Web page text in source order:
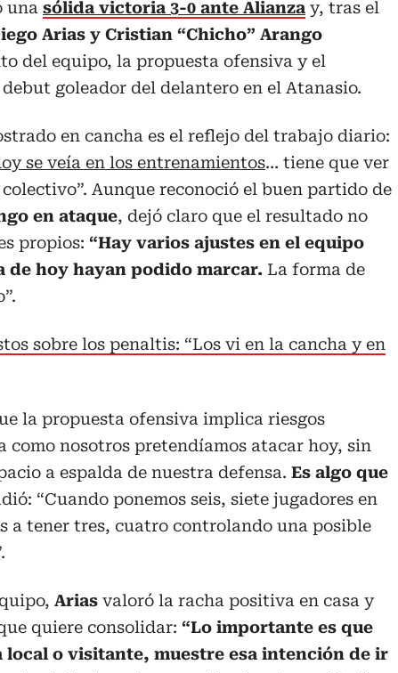
una sólida victoria 3-0 ante Alianza y, tras el
Arias y Cristian “Chicho” Arango
del equipo, la propuesta ofensiva y el
goleador del delantero en el Atanasio.
en cancha es el reflejo del trabajo diario:
se veía en los entrenamientos… tiene que ver
Aunque reconoció el buen partido de
en ataque, dejó claro que el resultado no
propios: “Hay varios ajustes en el equipo
de hoy hayan podido marcar. La forma de
sobre los penaltis: “Los vi en la cancha y en
la propuesta ofensiva implica riesgos
como nosotros pretendíamos atacar hoy, sin
a espalda de nuestra defensa. Es algo que
“Cuando ponemos seis, siete jugadores en
a tener tres, cuatro controlando una posible
Arias valoró la racha positiva en casa y
quiere consolidar: “Lo importante es que
local o visitante, muestre esa intención de ir